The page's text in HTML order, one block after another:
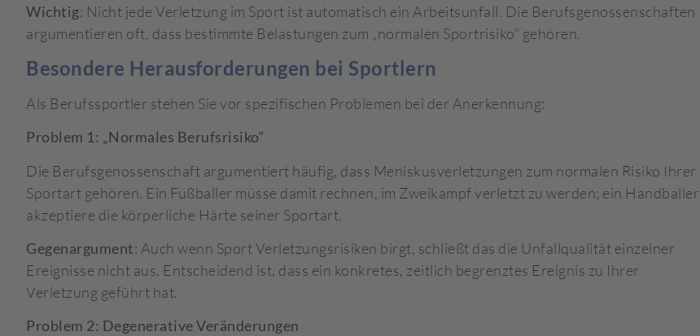
Wichtig: Nicht jede Verletzung im Sport ist automatisch ein Arbeitsunfall. Die Berufsgenossenschaften
argumentieren oft, dass bestimmte Belastungen zum „normalen Sportrisiko“ gehören.
Besondere Herausforderungen bei Sportlern
Als Berufssportler stehen Sie vor spezifischen Problemen bei der Anerkennung:
Problem 1: „Normales Berufsrisiko“
Die Berufsgenossenschaft argumentiert häufig, dass Meniskusverletzungen zum normalen Risiko Ihrer
Sportart gehören. Ein Fußballer müsse damit rechnen, im Zweikampf verletzt zu werden; ein Handballer
akzeptiere die körperliche Härte seiner Sportart.
Gegenargument: Auch wenn Sport Verletzungsrisiken birgt, schließt das die Unfallqualität einzelner
Ereignisse nicht aus. Entscheidend ist, dass ein konkretes, zeitlich begrenztes Ereignis zu Ihrer
Verletzung geführt hat.
Problem 2: Degenerative Veränderungen